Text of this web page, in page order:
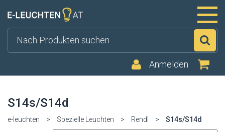
Anmelden
S14s/S14d
e-leuchten > Spezielle Leuchten > Rendl > S14s/S14d